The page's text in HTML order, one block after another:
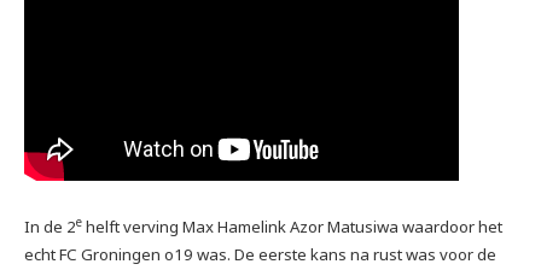
In de 2e helft verving Max Hamelink Azor Matusiwa waardoor het
echt FC Groningen o19 was. De eerste kans na rust was voor de